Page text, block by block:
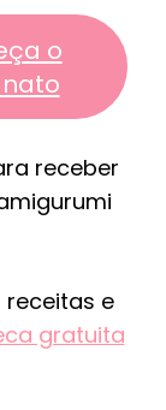
o
receber
amigurumi
receitas e
gratuita